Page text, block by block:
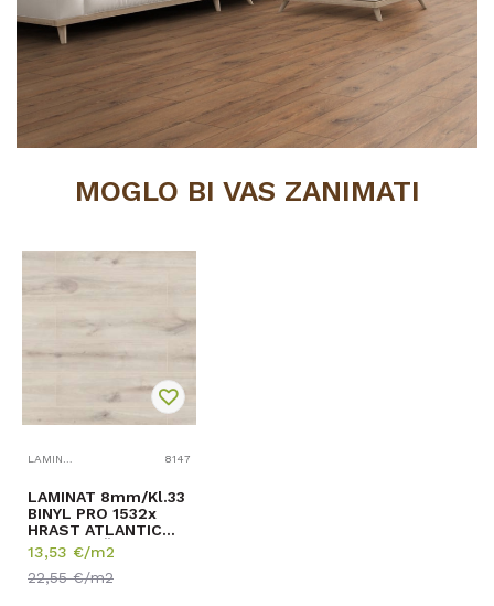
MOGLO BI VAS ZANIMATI
8147
LAMINAT 8mm/Kl.33
BINYL PRO 1532x
HRAST ATLANTIC
RASPOLOŽIVO
24,420m2
13,53 €/m2
22,55€/m2